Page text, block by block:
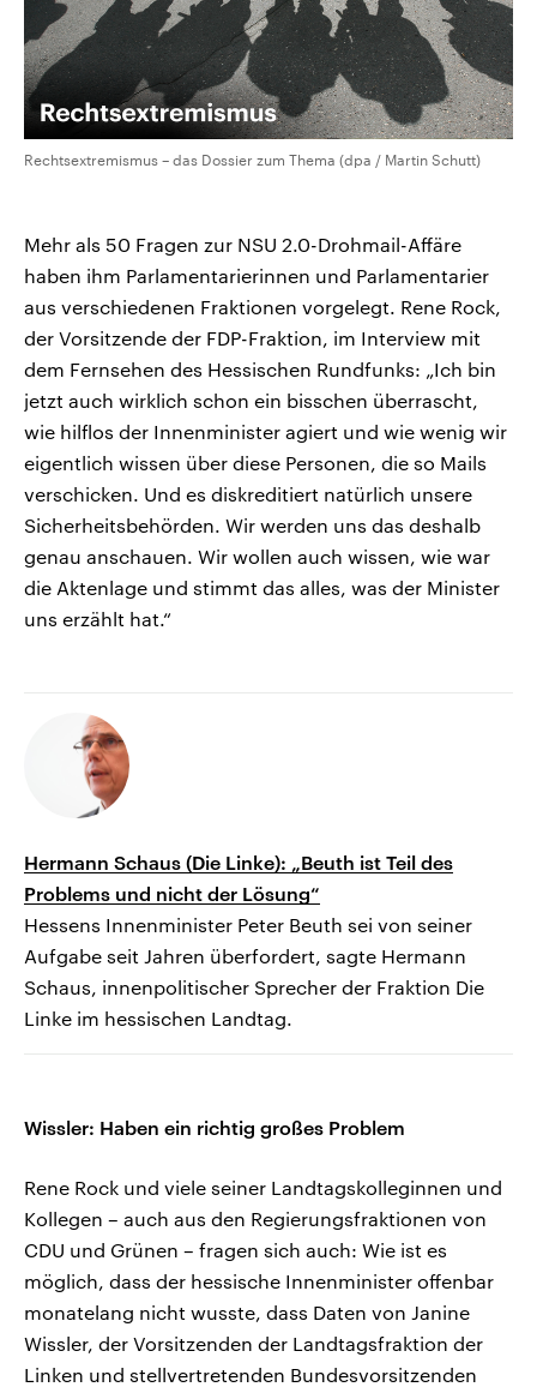
Rechtsextremismus – das Dossier zum Thema (dpa / Martin Schutt)
Mehr als 50 Fragen zur NSU 2.0-Drohmail-Affäre
haben ihm Parlamentarierinnen und Parlamentarier
aus verschiedenen Fraktionen vorgelegt. Rene Rock,
der Vorsitzende der FDP-Fraktion, im Interview mit
dem Fernsehen des Hessischen Rundfunks: „Ich bin
jetzt auch wirklich schon ein bisschen überrascht,
wie hilflos der Innenminister agiert und wie wenig wir
eigentlich wissen über diese Personen, die so Mails
verschicken. Und es diskreditiert natürlich unsere
Sicherheitsbehörden. Wir werden uns das deshalb
genau anschauen. Wir wollen auch wissen, wie war
die Aktenlage und stimmt das alles, was der Minister
uns erzählt hat.“
Hermann Schaus (Die Linke): „Beuth ist Teil des
Problems und nicht der Lösung“
Hessens Innenminister Peter Beuth sei von seiner
Aufgabe seit Jahren überfordert, sagte Hermann
Schaus, innenpolitischer Sprecher der Fraktion Die
Linke im hessischen Landtag.
Wissler: Haben ein richtig großes Problem
Rene Rock und viele seiner Landtagskolleginnen und
Kollegen – auch aus den Regierungsfraktionen von
CDU und Grünen – fragen sich auch: Wie ist es
möglich, dass der hessische Innenminister offenbar
monatelang nicht wusste, dass Daten von Janine
Wissler, der Vorsitzenden der Landtagsfraktion der
Linken und stellvertretenden Bundesvorsitzenden